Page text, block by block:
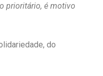
prioritário, é motivo
do